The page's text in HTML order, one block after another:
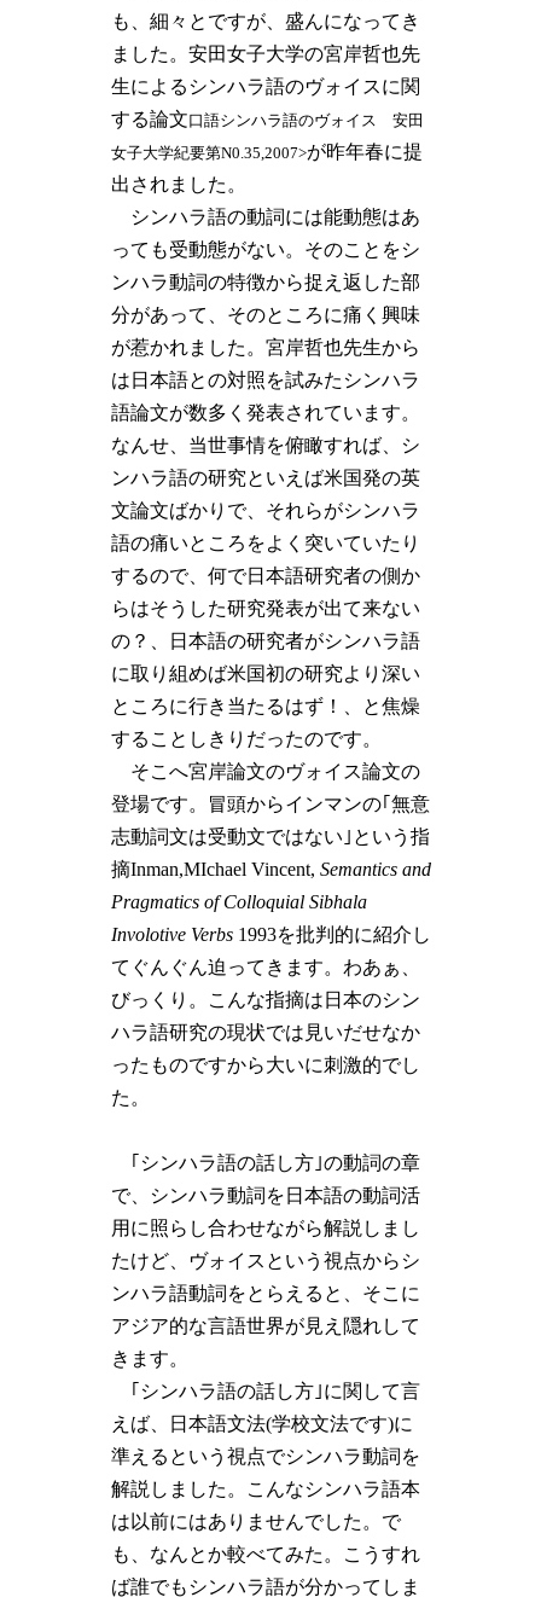
も、細々とですが、盛んになってき
ました。安田女子大学の宮岸哲也先
生によるシンハラ語のヴォイスに関
する論文口語シンハラ語のヴォイス 安田
女子大学紀要第N0.35,2007>が昨年春に提
出されました。
シンハラ語の動詞には能動態はあ
っても受動態がない。そのことをシ
ンハラ動詞の特徴から捉え返した部
分があって、そのところに痛く興味
が惹かれました。宮岸哲也先生から
は日本語との対照を試みたシンハラ
語論文が数多く発表されています。
なんせ、当世事情を俯瞰すれば、シ
ンハラ語の研究といえば米国発の英
文論文ばかりで、それらがシンハラ
語の痛いところをよく突いていたり
するので、何で日本語研究者の側か
らはそうした研究発表が出て来ない
の？、日本語の研究者がシンハラ語
に取り組めば米国初の研究より深い
ところに行き当たるはず！、と焦燥
することしきりだったのです。
そこへ宮岸論文のヴォイス論文の
登場です。冒頭からインマンの｢無意
志動詞文は受動文ではない｣という指
摘Inman,MIchael Vincent, Semantics and
Pragmatics of Colloquial Sibhala
Involotive Verbs1993を批判的に紹介し
てぐんぐん迫ってきます。わあぁ、
びっくり。こんな指摘は日本のシン
ハラ語研究の現状では見いだせなか
ったものですから大いに刺激的でし
た。
｢シンハラ語の話し方｣の動詞の章
で、シンハラ動詞を日本語の動詞活
用に照らし合わせながら解説しまし
たけど、ヴォイスという視点からシ
ンハラ語動詞をとらえると、そこに
アジア的な言語世界が見え隠れして
きます。
｢シンハラ語の話し方｣に関して言
えば、日本語文法(学校文法です)に
準えるという視点でシンハラ動詞を
解説しました。こんなシンハラ語本
は以前にはありませんでした。で
も、なんとか較べてみた。こうすれ
ば誰でもシンハラ語が分かってしま